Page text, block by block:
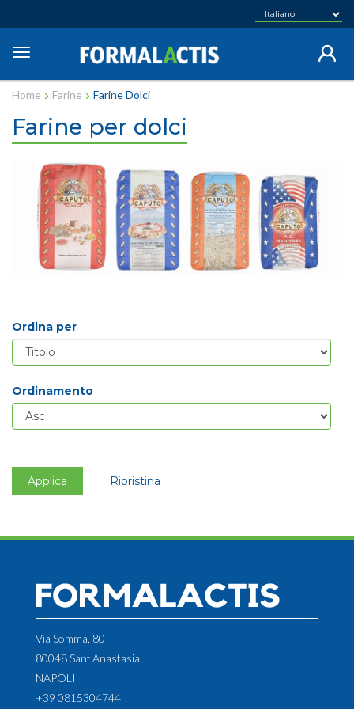
principale
Home Farine Farine Dolci
Farine per dolci
Ordina per
Ordinamento
Applica Ripristina
Via Somma, 80
80048 Sant'Anastasia
NAPOLI
+39 0815304744